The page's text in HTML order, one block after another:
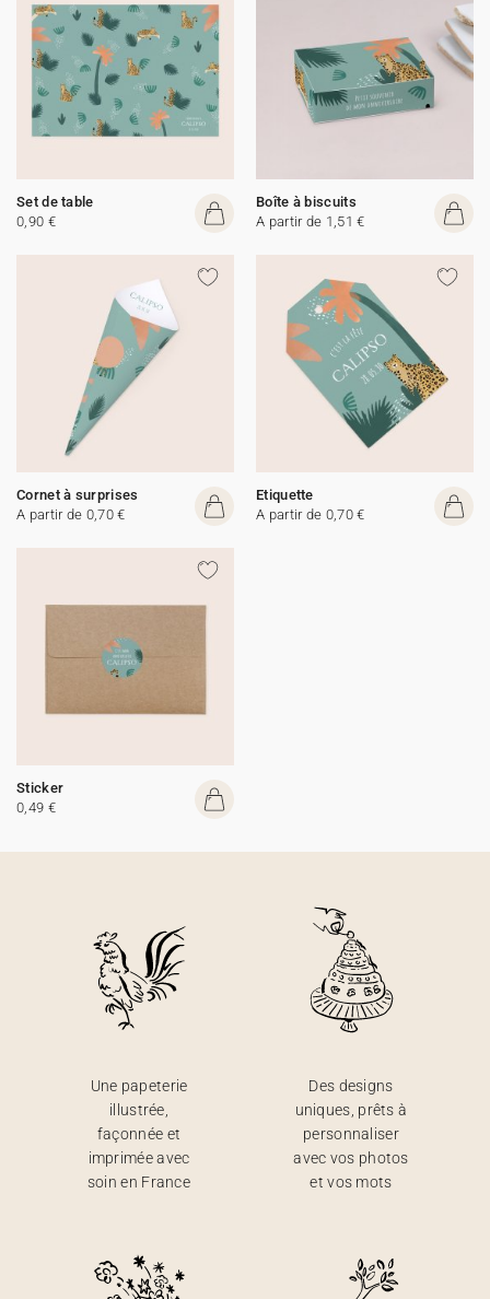
Set de table
0,90 €
Boîte à biscuits
A partir de 1,51 €
Cornet à surprises
A partir de 0,70 €
Etiquette
A partir de 0,70 €
Sticker
0,49 €
Une papeterie
illustrée,
façonnée et
imprimée avec
soin en France
Des designs
uniques, prêts à
personnaliser
avec vos photos
et vos mots